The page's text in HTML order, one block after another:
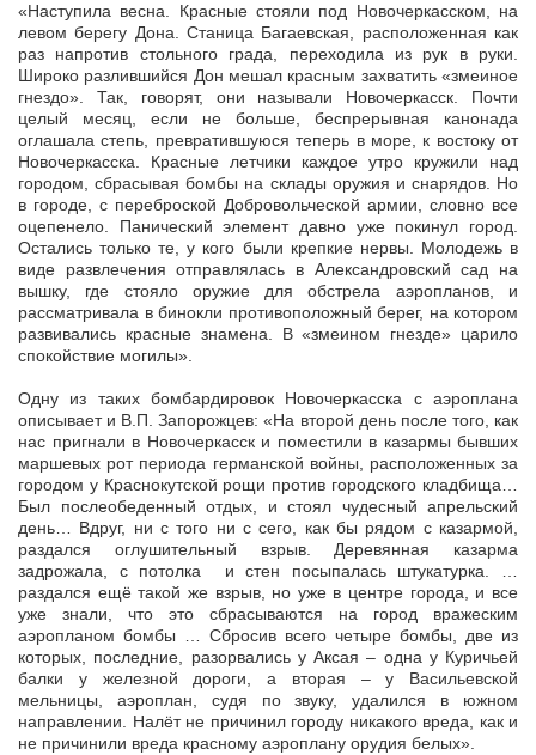
«Наступила весна. Красные стояли под Новочеркасском, на
левом берегу Дона. Станица Багаевская, расположенная как
раз напротив стольного града, переходила из рук в руки.
Широко разлившийся Дон мешал красным захватить «змеиное
гнездо». Так, говорят, они называли Новочеркасск. Почти
целый месяц, если не больше, беспрерывная канонада
оглашала степь, превратившуюся теперь в море, к востоку от
Новочеркасска. Красные летчики каждое утро кружили над
городом, сбрасывая бомбы на склады оружия и снарядов. Но
в городе, с переброской Добровольческой армии, словно все
оцепенело. Панический элемент давно уже покинул город.
Остались только те, у кого были крепкие нервы. Молодежь в
виде развлечения отправлялась в Александровский сад на
вышку, где стояло оружие для обстрела аэропланов, и
рассматривала в бинокли противоположный берег, на котором
развивались красные знамена. В «змеином гнезде» царило
спокойствие могилы».
Одну из таких бомбардировок Новочеркасска с аэроплана
описывает и В.П. Запорожцев: «На второй день после того, как
нас пригнали в Новочеркасск и поместили в казармы бывших
маршевых рот периода германской войны, расположенных за
городом у Краснокутской рощи против городского кладбища…
Был послеобеденный отдых, и стоял чудесный апрельский
день… Вдруг, ни с того ни с сего, как бы рядом с казармой,
раздался оглушительный взрыв. Деревянная казарма
задрожала, с потолка и стен посыпалась штукатурка. …
раздался ещё такой же взрыв, но уже в центре города, и все
уже знали, что это сбрасываются на город вражеским
аэропланом бомбы … Сбросив всего четыре бомбы, две из
которых, последние, разорвались у Аксая – одна у Куричьей
балки у железной дороги, а вторая – у Васильевской
мельницы, аэроплан, судя по звуку, удалился в южном
направлении. Налёт не причинил городу никакого вреда, как и
не причинили вреда красному аэроплану орудия белых».